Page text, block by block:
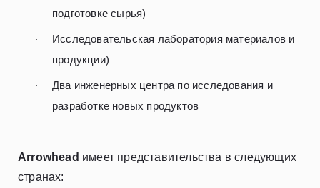
подготовке сырья)
·
Исследовательская лаборатория материалов и
продукции)
·
Два инженерных центра по исследования и
разработке новых продуктов
Arrowhead имеет представительства в следующих
странах: